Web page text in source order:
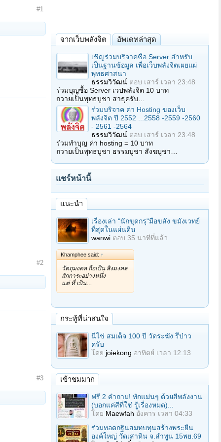
#1
#2
#3
จากเว็บพลังจิต อัพเดทล่าสุด
เชิญร่วมบริจาคซื้อ Server สำหรับ
เป็นฐานข้อมูล เพื่อเว็บพลังจิตเผยแผ่
พุทธศาสนา
ธรรมวิวัฒน์ ตอบ เสาร์ เวลา 23:48
ร่วมบุญซื้อ Server เวปพลังจิต 10 บาท
ถวายเป็นพุทธบูชา สาธุครับ…
ร่วมบริจาค ค่า Hosting ของเว็บ
พลังจิต ปี 2552 ...2558 -2559 -2560
- 2561 -2564
ธรรมวิวัฒน์ ตอบ เสาร์ เวลา 23:48
ร่วมทำบุญ ค่า hosting = 10 บาท
ถวายเป็นพุทธบูชา ธรรมบูชา สังฆบูชา…
แชร์หน้านี้
แนะนำ
เรื่องเล่า "นักขุดกรุ"มือขลัง ขมังเวทย์
ที่สุดในแผ่นดิน
wanwi ตอบ 35 นาทีที่แล้ว
Khamphee said: ↑
วัตถุมงคล ถือเป็น สิ่งมงคล
สักการะอย่างหนึ่ง
แต่ ที่ เป็น…
กระทู้ที่น่าสนใจ
นี่ไช่ สมเด็จ 100 ปี วัดระฆัง รึป่าว
ครับ
โดย joiekong อาทิตย์ เวลา 12:13
เข้าชมมาก
ฟรี 2 คำถาม! ทักแม่นๆ ด้วยสีพลังงาน
(บอกแค่สีที่ใช่ รู้เรื่องหมด)...
โดย Maewfah อังคาร เวลา 04:33
ร่วมทอดกฐินสมทบทุนสร้างพระยืน
องค์ใหญ่ วัดเสาหิน จ.ลําพูน 15พย.69